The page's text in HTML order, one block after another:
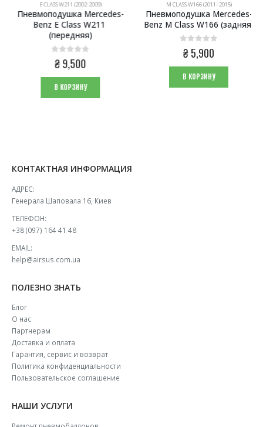
E CLASS W211 (2002-2009)
Пневмоподушка Mercedes-
Benz E Class W211
(передняя)
из 5
₴9,500
В КОРЗИНУ
M CLASS W166 (2011- 2015)
Пневмоподушка Mercedes-
Benz M Class W166 (задняя)
из 5
₴5,900
В КОРЗИНУ
КОНТАКТНАЯ ИНФОРМАЦИЯ
АДРЕС:
Генерала Шаповала 16, Киев
ТЕЛЕФОН:
+38 (097) 164 41 48
EMAIL:
help@airsus.com.ua
ПОЛЕЗНО ЗНАТЬ
Блог
О нас
Партнерам
Доставка и оплата
Гарантия, сервис и возврат
Политика конфиденциальности
Пользовательское соглашение
НАШИ УСЛУГИ